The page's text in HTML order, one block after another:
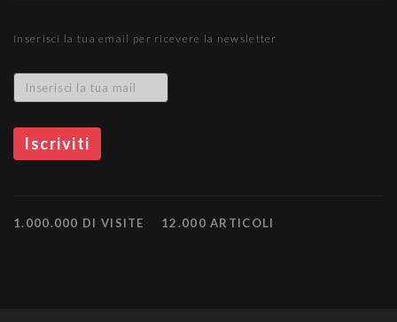
Inserisci la tua email per ricevere la newsletter
1.000.000 DI VISITE 12.000 ARTICOLI